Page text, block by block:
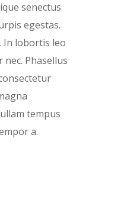
senectus
egestas.
In lobortis leo
Phasellus
tempus
a.